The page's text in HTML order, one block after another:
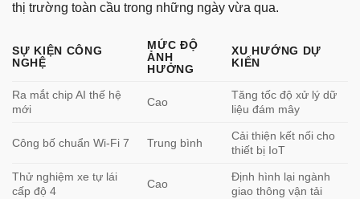
thị trường toàn cầu trong những ngày vừa qua.
SỰ KIỆN CÔNG
NGHỆ
MỨC ĐỘ
ẢNH
HƯỞNG
XU HƯỚNG DỰ
KIẾN
Ra mắt chip AI thế hệ
mới
Cao
Tăng tốc độ xử lý dữ
liệu đám mây
Công bố chuẩn Wi-Fi 7 Trung bình
Cải thiện kết nối cho
thiết bị IoT
Thử nghiệm xe tự lái
cấp độ 4
Cao
Định hình lại ngành
giao thông vận tải